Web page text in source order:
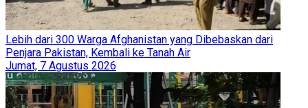
Lebih dari 300 Warga Afghanistan yang Dibebaskan dari
Penjara Pakistan, Kembali ke Tanah Air
Jumat, 7 Agustus 2026